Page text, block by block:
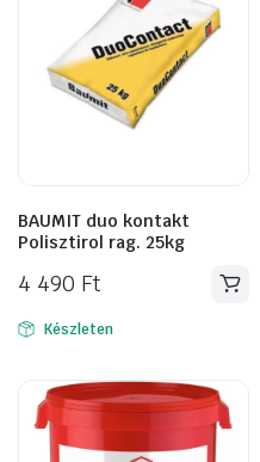
BAUMIT duo kontakt
Polisztirol rag. 25kg
4 490 Ft
Készleten